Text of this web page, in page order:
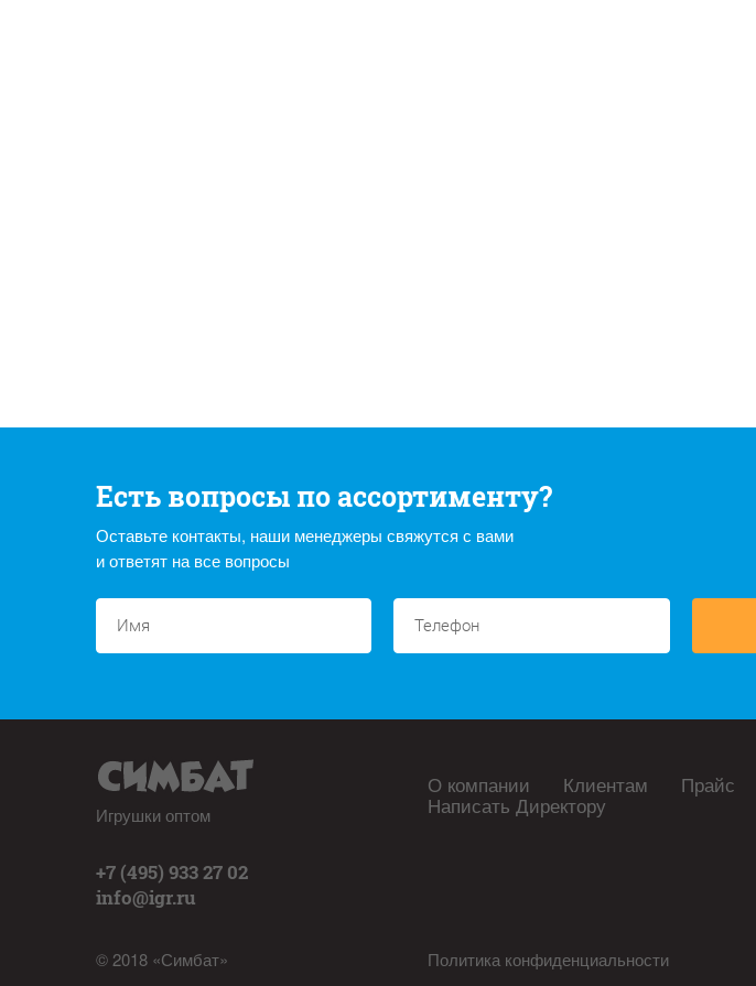
Есть вопросы по ассортименту?
Оставьте контакты, наши менеджеры свяжутся с вами
и ответят на все вопросы
Игрушки оптом
+7 (495) 933 27 02
info@igr.ru
© 2018 «Симбат»
О компании Клиентам Прайс
Написать Директору
Политика конфиденциальности